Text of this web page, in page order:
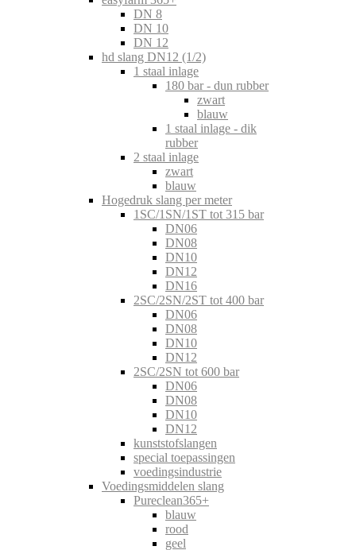
DN 8
DN 10
DN 12
hd slang DN12 (1/2)
1 staal inlage
180 bar - dun rubber
zwart
blauw
1 staal inlage - dik
rubber
2 staal inlage
zwart
blauw
Hogedruk slang per meter
1SC/1SN/1ST tot 315 bar
DN06
DN08
DN10
DN12
DN16
2SC/2SN/2ST tot 400 bar
DN06
DN08
DN10
DN12
2SC/2SN tot 600 bar
DN06
DN08
DN10
DN12
kunststofslangen
special toepassingen
voedingsindustrie
Voedingsmiddelen slang
Pureclean365+
blauw
rood
geel